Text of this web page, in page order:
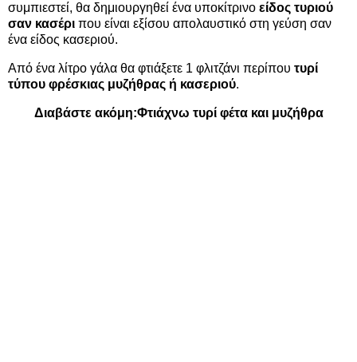
συμπιεστεί, θα δημιουργηθεί ένα υποκίτρινο είδος τυριού
σαν κασέρι που είναι εξίσου απολαυστικό στη γεύση σαν
ένα είδος κασεριού.
Από ένα λίτρο γάλα θα φτιάξετε 1 φλιτζάνι περίπου τυρί
τύπου φρέσκιας μυζήθρας ή κασεριού.
Διαβάστε ακόμη:Φτιάχνω τυρί φέτα και μυζήθρα